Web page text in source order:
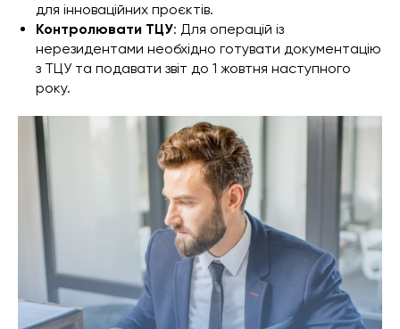
для інноваційних проєктів.
Контролювати ТЦУ: Для операцій із
нерезидентами необхідно готувати документацію
з ТЦУ та подавати звіт до 1 жовтня наступного
року.